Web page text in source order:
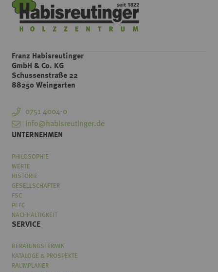
Franz Habisreutinger
GmbH & Co. KG
Schussenstraße 22
88250 Weingarten
0751 4004-0
info@habisreutinger.de
UNTERNEHMEN
PHILOSOPHIE
WERTE
HISTORIE
GESELLSCHAFTER
FSC
PEFC
NACHHALTIGKEIT
SERVICE
BERATUNGSTERMIN
KATALOGE & PROSPEKTE
RAUMPLANER